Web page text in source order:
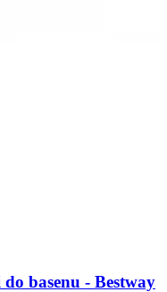
basenu - Bestway